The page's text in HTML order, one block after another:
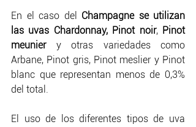
En el caso del Champagne se utilizan
las uvas Chardonnay, Pinot noir, Pinot
meunier y otras variedades como
Arbane, Pinot gris, Pinot meslier y Pinot
blanc que representan menos de 0,3%
del total.
El uso de los diferentes tipos de uva